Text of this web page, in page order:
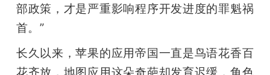
部政策，才是严重影响程序开发进度的罪魁祸
首。”
长久以来，苹果的应用帝国一直是鸟语花香百
花齐放，地图应用这朵奇葩却发育迟缓，角色